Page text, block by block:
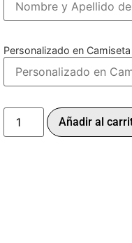
Personalizado en Camiseta
Añadir al